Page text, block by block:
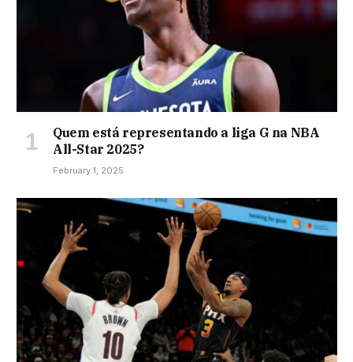
Quem está representando a liga G na NBA
All-Star 2025?
February 1, 2025